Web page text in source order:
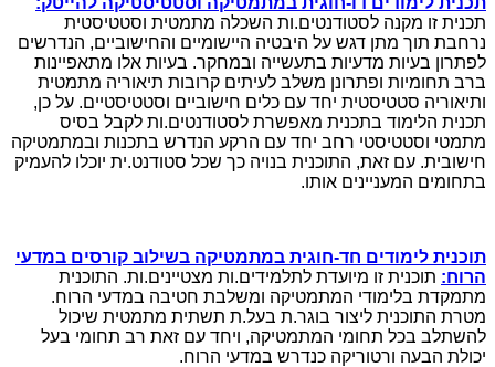
תכנית זו מקנה לסטודנטים.ות השכלה מתמטית וסטטיסטית
נרחבת תוך מתן דגש על היבטיה היישומיים והחישוביים, הנדרשים
לפתרון בעיות מדעיות בתעשייה ובמחקר. בעיות אלו מתאפיינות
ברב תחומיות ופתרונן משלב לעיתים קרובות תיאוריה מתמטית
ותיאוריה סטטיסטית יחד עם כלים חישוביים וסטטיסטיים. על כן,
תכנית הלימוד בתכנית מאפשרת לסטודנטים.ות לקבל בסיס
מתמטי וסטטיסטי רחב יחד עם הרקע הנדרש בתכנות ובמתמטיקה
חישובית. עם זאת, התוכנית בנויה כך שכל סטודנט.ית יוכלו להעמיק
בתחומים המעניינים אותו.
תוכנית לימודים חד-חוגית במתמטיקה בשילוב קורסים במדעי
הרוח: תוכנית זו מיועדת לתלמידים.ות מצטיינים.ות. התוכנית
מתמקדת בלימודי המתמטיקה ומשלבת חטיבה במדעי הרוח.
מטרת התוכנית ליצור בוגר.ת בעל.ת תשתית מתמטית שיכול
להשתלב בכל תחומי המתמטיקה, ויחד עם זאת רב תחומי בעל
יכולת הבעה ורטוריקה כנדרש במדעי הרוח.